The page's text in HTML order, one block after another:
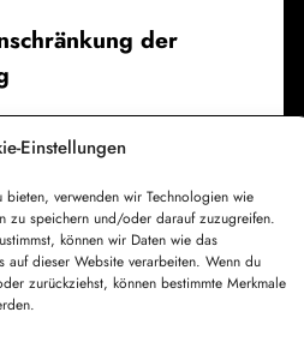
Einstellungen
verwenden wir Technologien wie
zu speichern und/oder darauf zuzugreifen.
können wir Daten wie das
auf dieser Website verarbeiten. Wenn du
zurückziehst, können bestimmte Merkmale
der
Recht, die
der Verarbeitung
Daten
Hierzu können Sie
uns wenden.
der
in